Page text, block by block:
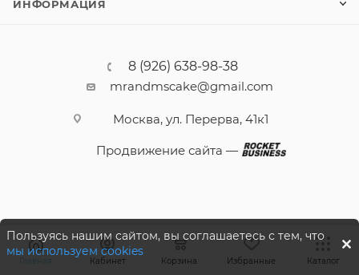
ИНФОРМАЦИЯ
8 (926) 638-98-38
mrandmscake@gmail.com
Москва, ул. Перерва, 41к1
Продвижение сайта —
Пользуясь нашим сайтом, вы соглашаетесь с тем, что
мы используем cookies
Главная Кабинет Корзина Избранные Каталог